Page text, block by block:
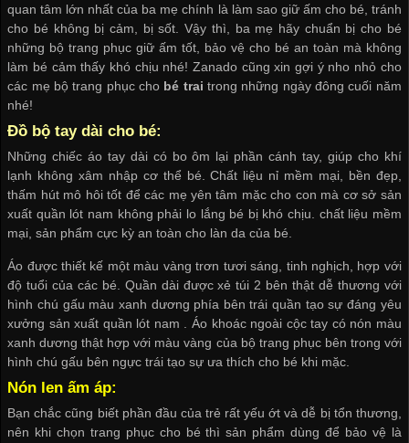
quan tâm lớn nhất của ba mẹ chính là làm sao giữ ấm cho bé, tránh
cho bé không bị cảm, bị sốt. Vậy thì, ba mẹ hãy chuẩn bị cho bé
những bộ trang phục giữ ấm tốt, bảo vệ cho bé an toàn mà không
làm bé cảm thấy khó chịu nhé! Zanado cũng xin gợi ý nho nhỏ cho
các mẹ bộ trang phục cho bé trai trong những ngày đông cuối năm
nhé!
Đồ bộ tay dài cho bé:
Những chiếc áo tay dài có bo ôm lại phần cánh tay, giúp cho khí
lạnh không xâm nhập cơ thể bé. Chất liệu nỉ mềm mại, bền đẹp,
thấm hút mô hôi tốt để các mẹ yên tâm mặc cho con mà cơ sở sản
xuất quần lót nam không phải lo lắng bé bị khó chịu. chất liệu mềm
mại, sản phẩm cực kỳ an toàn cho làn da của bé.
Áo được thiết kế một màu vàng trơn tươi sáng, tinh nghịch, hợp với
độ tuổi của các bé. Quần dài được xẻ túi 2 bên thật dễ thương với
hình chú gấu màu xanh dương phía bên trái quần tạo sự đáng yêu
xưởng sản xuất quần lót nam . Áo khoác ngoài cộc tay có nón màu
xanh dương thật hợp với màu vàng của bộ trang phục bên trong với
hình chú gấu bên ngực trái tạo sự ưa thích cho bé khi mặc.
Nón len ấm áp:
Bạn chắc cũng biết phần đầu của trẻ rất yếu ớt và dễ bị tổn thương,
nên khi chọn trang phục cho bé thì sản phẩm dùng để bảo vệ là